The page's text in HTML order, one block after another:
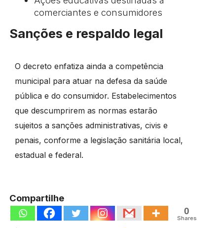
comerciantes e consumidores
Sanções e respaldo legal
O decreto enfatiza ainda a competência
municipal para atuar na defesa da saúde
pública e do consumidor. Estabelecimentos
que descumprirem as normas estarão
sujeitos a sanções administrativas, civis e
penais, conforme a legislação sanitária local,
estadual e federal.
Compartilhe
0
Shares